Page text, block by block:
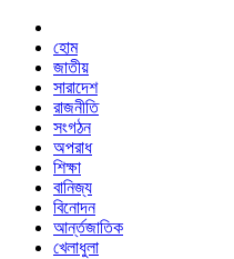
হোম
জাতীয়
সারাদেশ
রাজনীতি
সংগঠন
অপরাধ
শিক্ষা
বানিজ্য
বিনোদন
আর্ন্তজাতিক
খেলাধুলা